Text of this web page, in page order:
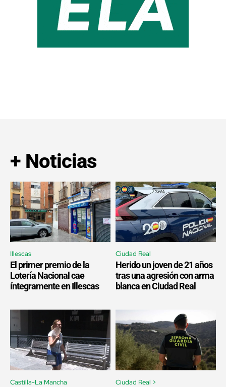
+ Noticias
Illescas
El primer premio de la
Lotería Nacional cae
íntegramente en Illescas
Ciudad Real
Herido un joven de 21 años
tras una agresión con arma
blanca en Ciudad Real
Castilla-La Mancha Ciudad Real >